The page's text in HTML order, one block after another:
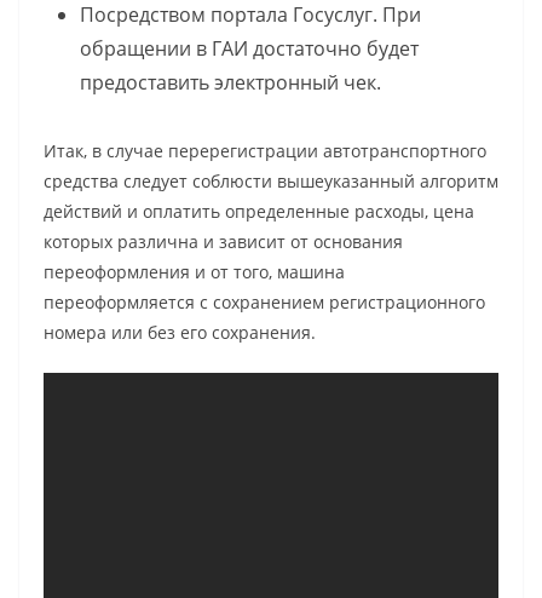
Посредством портала Госуслуг. При
обращении в ГАИ достаточно будет
предоставить электронный чек.
Итак, в случае перерегистрации автотранспортного
средства следует соблюсти вышеуказанный алгоритм
действий и оплатить определенные расходы, цена
которых различна и зависит от основания
переоформления и от того, машина
переоформляется с сохранением регистрационного
номера или без его сохранения.